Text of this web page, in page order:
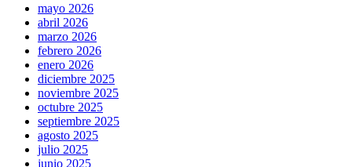
mayo 2026
abril 2026
marzo 2026
febrero 2026
enero 2026
diciembre 2025
noviembre 2025
octubre 2025
septiembre 2025
agosto 2025
julio 2025
junio 2025